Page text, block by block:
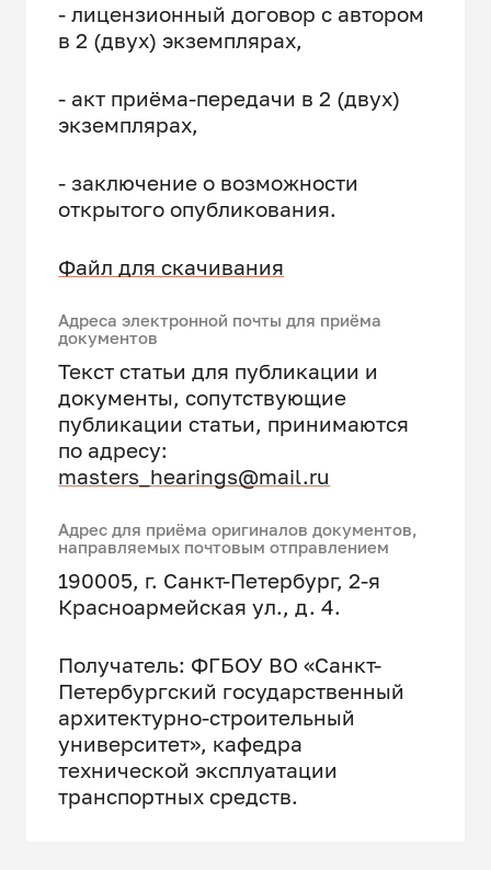
- лицензионный договор с автором
в 2 (двух) экземплярах,
- акт приёма-передачи в 2 (двух)
экземплярах,
- заключение о возможности
открытого опубликования.
Файл для скачивания
Адреса электронной почты для приёма
документов
Текст статьи для публикации и
документы, сопутствующие
публикации статьи, принимаются
по адресу:
masters_hearings@mail.ru
Адрес для приёма оригиналов документов,
направляемых почтовым отправлением
190005, г. Санкт-Петербург, 2-я
Красноармейская ул., д. 4.
Получатель: ФГБОУ ВО «Санкт-
Петербургский государственный
архитектурно-строительный
университет», кафедра
технической эксплуатации
транспортных средств.